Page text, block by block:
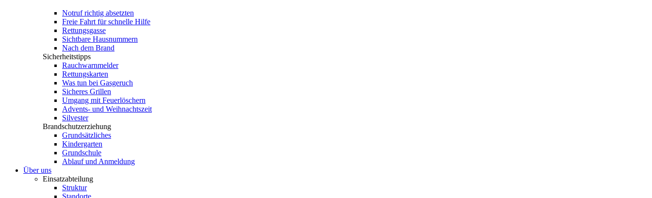
Notruf richtig absetzten
Freie Fahrt für schnelle Hilfe
Rettungsgasse
Sichtbare Hausnummern
Nach dem Brand
Sicherheitstipps
Rauchwarnmelder
Rettungskarten
Was tun bei Gasgeruch
Sicheres Grillen
Umgang mit Feuerlöschern
Advents- und Weihnachtszeit
Silvester
Brandschutzerziehung
Grundsätzliches
Kindergarten
Grundschule
Ablauf und Anmeldung
Über uns
Einsatzabteilung
Struktur
Standorte